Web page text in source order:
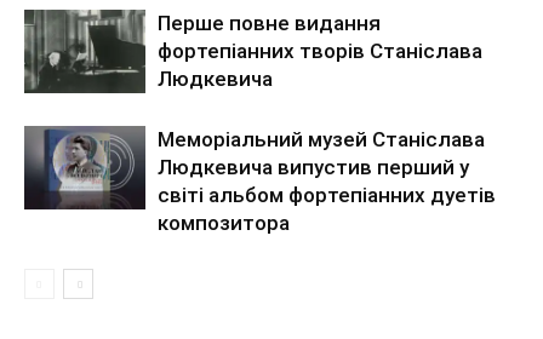
Перше повне видання
фортепіанних творів Станіслава
Людкевича
Меморіальний музей Станіслава
Людкевича випустив перший у
світі альбом фортепіанних дуетів
композитора